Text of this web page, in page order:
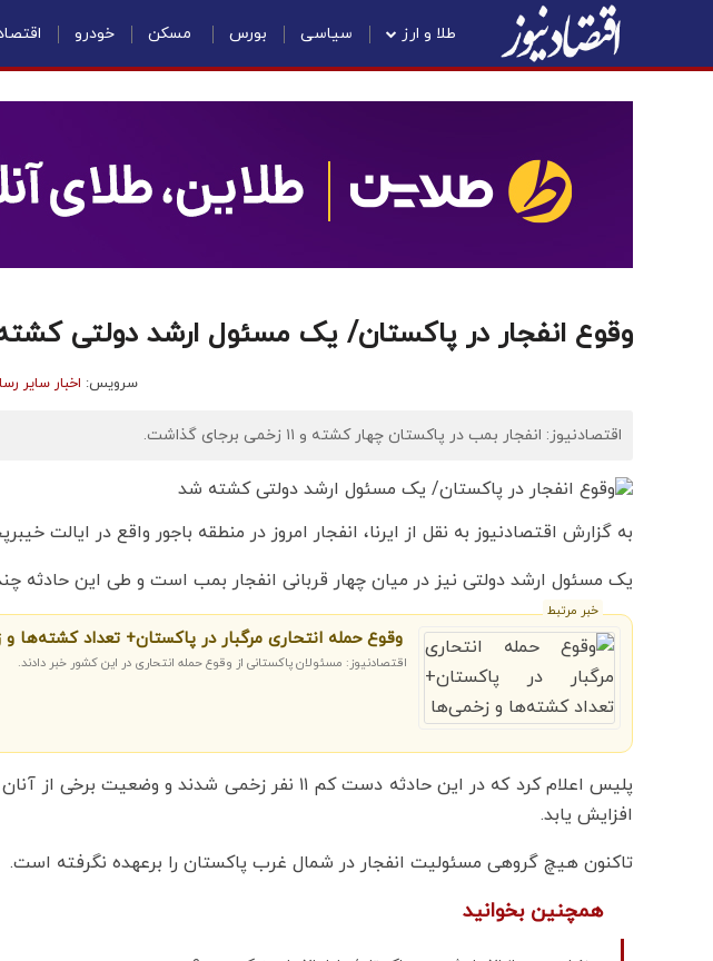
طلا و ارز سیاسی بورس مسکن خودرو
وقوع انفجار در پاکستان/ یک مسئول ارشد دولتی
سرویس: اخبار سایر
اقتصادنیوز: انفجار بمب در پاکستان چهار کشته و ۱۱ زخمی برجای گذاشت.
به گزارش اقتصادنیوز به نقل از ایرنا، انفجار امروز در منطقه باجور واقع در ایالت
یک مسئول ارشد دولتی نیز در میان چهار قربانی انفجار بمب است و طی این حادثه
خبر مرتبط
وقوع حمله انتحاری مرگبار در پاکستان+ تعداد کشته‌ها
اقتصادنیوز: مسئولان پاکستانی از وقوع حمله انتحاری در این کشور خبر دادند.
پلیس اعلام کرد که در این حادثه دست کم ۱۱ نفر زخمی شدند
افزایش یابد.
تاکنون هیچ گروهی مسئولیت انفجار در شمال غرب پاکستان را برعهده نگرفته است.
همچنین بخوانید